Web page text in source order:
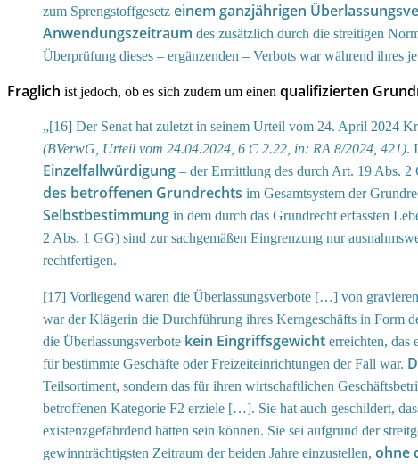
zum Sprengstoffgesetz einem ganzjährigen
Anwendungszeitraum des zusätzlich durch die streitigen
Überprüfung dieses – ergänzenden – Verbots war während ihres
Fraglich ist jedoch, ob es sich zudem um einen qualifizierten
„[16] Der Senat hat zuletzt in seinem Urteil vom 24. April 2024
(BVerwG, Urteil vom 24.04.2024, 6 C 2.22, in: RA 8/2024, 421).
Einzelfallwürdigung – der Ermittlung des durch Art. 19 Abs. 2
des betroffenen Grundrechts im Gesamtsystem der
Selbstbestimmung in dem durch das Grundrecht erfassten
2 Abs. 1 GG) sind zur sachgemäßen Eingrenzung nur
rechtfertigen.
[17] Vorliegend waren die Überlassungsverbote […] von
war der Klägerin die Durchführung ihres Kerngeschäfts in Form
die Überlassungsverbote kein Eingriffsgewicht erreichten, das
für bestimmte Geschäfte oder Freizeiteinrichtungen der Fall war.
Teilsortiment, sondern das für ihren wirtschaftlichen
betroffenen Kategorie F2 erziele […]. Sie hat auch geschildert,
existenzgefährdend hätten sein können. Sie sei aufgrund der
gewinnträchtigsten Zeitraum der beiden Jahre einzustellen, ohne